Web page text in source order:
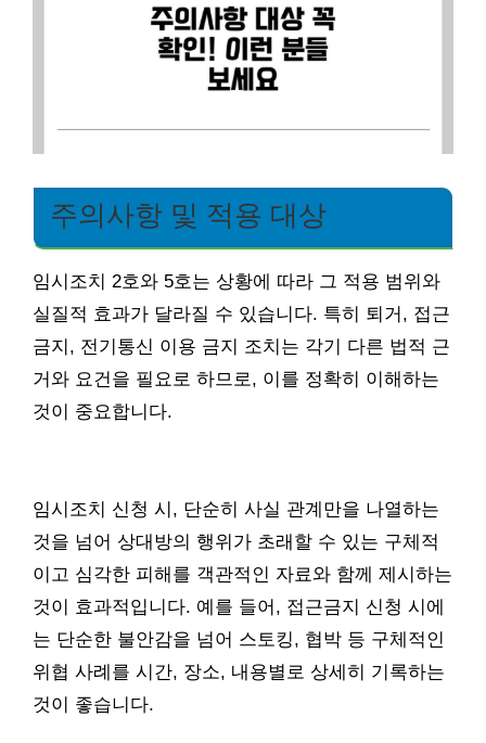
주의사항 및 적용 대상
임시조치 2호와 5호는 상황에 따라 그 적용 범위와
실질적 효과가 달라질 수 있습니다. 특히 퇴거, 접근
금지, 전기통신 이용 금지 조치는 각기 다른 법적 근
거와 요건을 필요로 하므로, 이를 정확히 이해하는
것이 중요합니다.
임시조치 신청 시, 단순히 사실 관계만을 나열하는
것을 넘어 상대방의 행위가 초래할 수 있는 구체적
이고 심각한 피해를 객관적인 자료와 함께 제시하는
것이 효과적입니다. 예를 들어, 접근금지 신청 시에
는 단순한 불안감을 넘어 스토킹, 협박 등 구체적인
위협 사례를 시간, 장소, 내용별로 상세히 기록하는
것이 좋습니다.